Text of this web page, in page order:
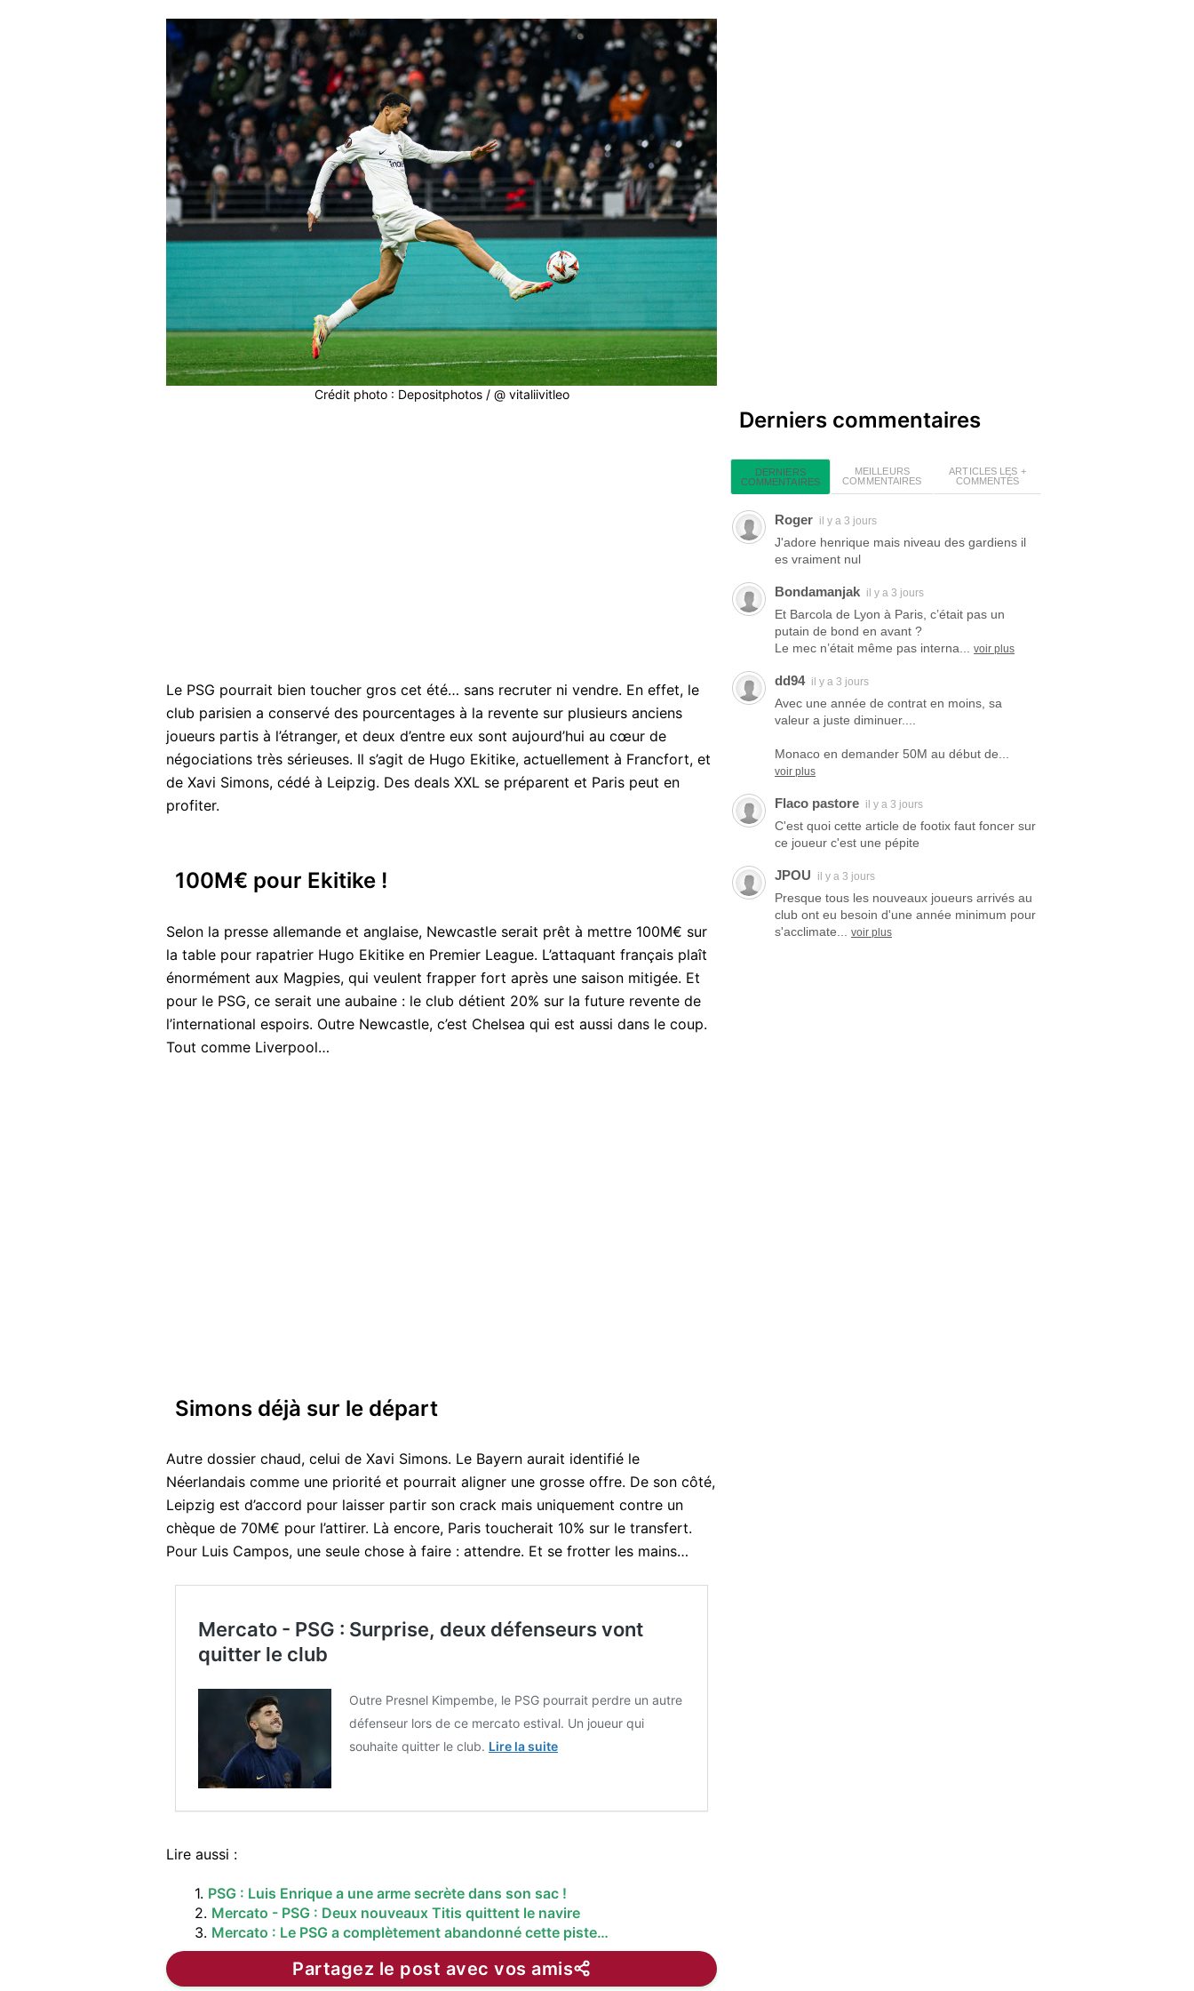
Crédit photo : Depositphotos / @ vitaliivitleo
Le PSG pourrait bien toucher gros cet été… sans recruter ni vendre. En effet, le
club parisien a conservé des pourcentages à la revente sur plusieurs anciens
joueurs partis à l’étranger, et deux d’entre eux sont aujourd’hui au cœur de
négociations très sérieuses. Il s’agit de Hugo Ekitike, actuellement à Francfort, et
de Xavi Simons, cédé à Leipzig. Des deals XXL se préparent et Paris peut en
profiter.
100M€ pour Ekitike !
Selon la presse allemande et anglaise, Newcastle serait prêt à mettre 100M€ sur
la table pour rapatrier Hugo Ekitike en Premier League. L’attaquant français plaît
énormément aux Magpies, qui veulent frapper fort après une saison mitigée. Et
pour le PSG, ce serait une aubaine : le club détient 20% sur la future revente de
l’international espoirs. Outre Newcastle, c’est Chelsea qui est aussi dans le coup.
Tout comme Liverpool…
Simons déjà sur le départ
Autre dossier chaud, celui de Xavi Simons. Le Bayern aurait identifié le
Néerlandais comme une priorité et pourrait aligner une grosse offre. De son côté,
Leipzig est d’accord pour laisser partir son crack mais uniquement contre un
chèque de 70M€ pour l’attirer. Là encore, Paris toucherait 10% sur le transfert.
Pour Luis Campos, une seule chose à faire : attendre. Et se frotter les mains…
Mercato - PSG : Surprise, deux défenseurs vont
quitter le club
Outre Presnel Kimpembe, le PSG pourrait perdre un autre
défenseur lors de ce mercato estival. Un joueur qui
souhaite quitter le club. Lire la suite
Lire aussi :
1. PSG : Luis Enrique a une arme secrète dans son sac !
2. Mercato - PSG : Deux nouveaux Titis quittent le navire
3. Mercato : Le PSG a complètement abandonné cette piste…
Partagez le post avec vos amis
Derniers commentaires
DERNIERS
COMMENTAIRES
MEILLEURS
COMMENTAIRES
ARTICLES LES +
COMMENTÉS
Roger il y a 3 jours
J'adore henrique mais niveau des gardiens il
es vraiment nul
Bondamanjak il y a 3 jours
Et Barcola de Lyon à Paris, c’était pas un
putain de bond en avant ?
Le mec n’était même pas interna...
voir plus
dd94 il y a 3 jours
Avec une année de contrat en moins, sa
valeur a juste diminuer....
Monaco en demander 50M au début de...
voir plus
Flaco pastore il y a 3 jours
C'est quoi cette article de footix faut foncer sur
ce joueur c'est une pépite
JPOU il y a 3 jours
Presque tous les nouveaux joueurs arrivés au
club ont eu besoin d'une année minimum pour
s'acclimate...
voir plus